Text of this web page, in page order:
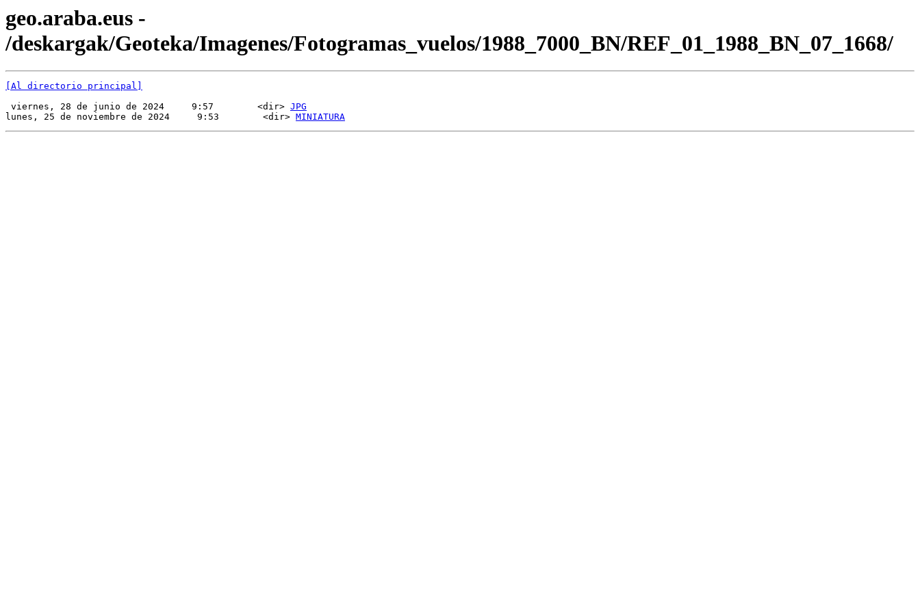
geo.araba.eus -
/deskargak/Geoteka/Imagenes/Fotogramas_vuelos/1988_7000_BN/REF_01_1988_BN_07_1668/
[Al directorio principal]
viernes, 28 de junio de 2024     9:57        <dir> JPG
lunes, 25 de noviembre de 2024     9:53        <dir> MINIATURA